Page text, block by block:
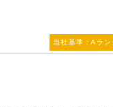
当社基準：Aラン